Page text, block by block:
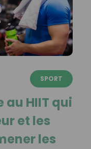
SPORT
au HIIT qui
et les
les